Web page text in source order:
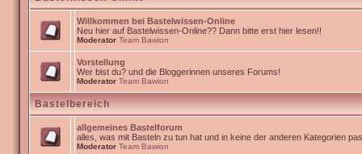
Willkommen bei Bastelwissen-Online
Neu hier auf Bastelwissen-Online?? Dann bitte erst hier lesen!!
Moderator Team Bawion
Vorstellung
Wer bist du? und die Bloggerinnen unseres Forums!
Moderator Team Bawion
Bastelbereich
allgemeines Bastelforum
alles, was mit Basteln zu tun hat und in keine der anderen Kategorien
Moderator Team Bawion